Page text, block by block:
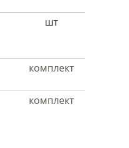
шт
комплект
комплект